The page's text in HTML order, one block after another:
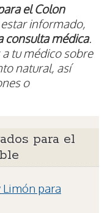
el Colon
informado,
consulta médica.
tu médico sobre
natural, así
o
para el
para